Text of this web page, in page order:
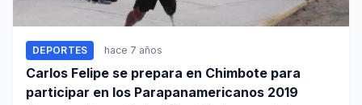
DEPORTES hace 7 años
Carlos Felipe se prepara en Chimbote para
participar en los Parapanamericanos 2019